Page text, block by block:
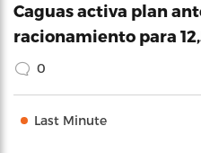
Caguas activa plan
racionamiento para
0
Last Minute